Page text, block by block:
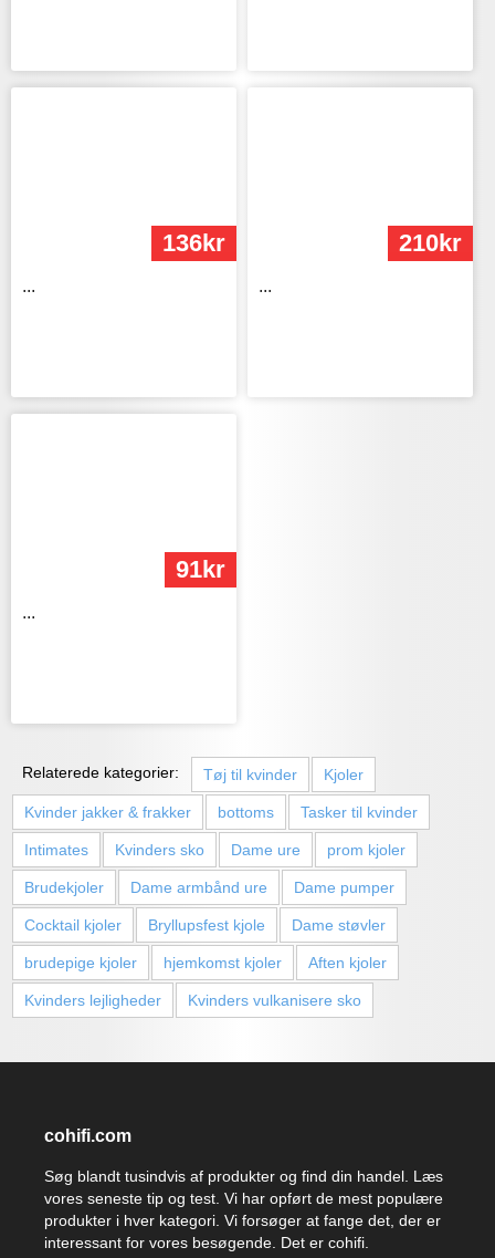
136kr
...
210kr
...
91kr
...
Relaterede kategorier: Tøj til kvinder Kjoler
Kvinder jakker & frakker bottoms Tasker til kvinder
Intimates Kvinders sko Dame ure prom kjoler
Brudekjoler Dame armbånd ure Dame pumper
Cocktail kjoler Bryllupsfest kjole Dame støvler
brudepige kjoler hjemkomst kjoler Aften kjoler
Kvinders lejligheder Kvinders vulkanisere sko
cohifi.com
Søg blandt tusindvis af produkter og find din handel. Læs
vores seneste tip og test. Vi har opført de mest populære
produkter i hver kategori. Vi forsøger at fange det, der er
interessant for vores besøgende. Det er cohifi.